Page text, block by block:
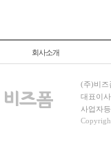
회사소개
(주)비즈
대표이
사업자